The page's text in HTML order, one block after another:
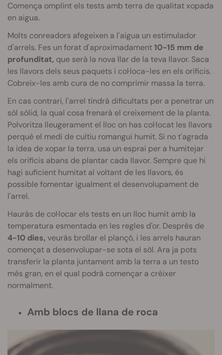
Comença omplint els tests amb terra de qualitat xopada
en aigua.
Molts conreadors afegeixen a l'aigua un estimulador
d'arrels. Fes un forat d'aproximadament10-15 mm de
profunditat, que serà la nova llar de la teva llavor. Saca
les llavors dels seus paquets i col·loca-les en els orificis.
Cobreix-les amb cura de no comprimir massa la terra.
En cas contrari, l'arrel tindrà dificultats per a penetrar un
sòl sòlid, la qual cosa frenarà el creixement de la planta.
Polvoritza lleugerament el lloc on has col·locat les llavors
perquè el medi de cultiu romangui humit. Si no t'agrada
la idea de xopar la terra, usa un esprai per a humitejar
els orificis abans de plantar cada llavor. Sempre que hi
hagi suficient humitat al voltant de les llavors, és
possible fomentar igualment el desenvolupament de
l'arrel.
Hauràs de col·locar els tests en un lloc humit amb la
temperatura esmentada en les regles d'or. Després de
4-10 dies, veuràs brollar el plançó, i les arrels hauran
començat a desenvolupar-se sota el sòl. Ara ja pots
transferir la planta juntament amb la terra a un testo
més gran, en el qual podrà començar a créixer
normalment.
Amb blocs de llana de roca